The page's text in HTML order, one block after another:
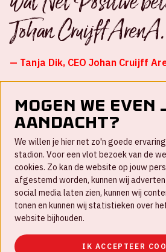
Johan Cruijff ArenA.
— Tanja Dik, CEO Johan Cruijff
Werken bij
Disclaimer
Mogen we even
aandacht?
We willen je hier net zo'n goede
stadion. Voor een vlot bezoek van de
cookies. Zo kan de website op jouw
afgestemd worden, kunnen wij
social media laten zien, kunnen wij
tonen en kunnen wij statistieken over
website bijhouden.
IK ACCEPTEER